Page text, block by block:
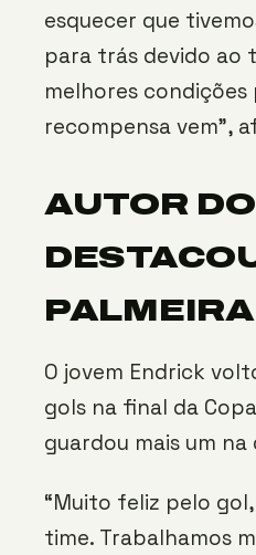
esquecer que
para trás devido ao
melhores
recompensa vem”,
AUTOR
O jovem Endrick
gols na final da
guardou mais um
“Muito feliz pelo
time. Trabalhamos